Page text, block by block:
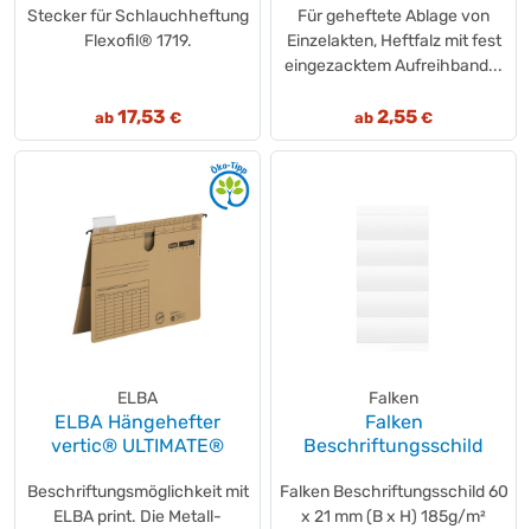
Stecker für Schlauchheftung
Flexofil® 1719.
ab 17,53 €
Für geheftete Ablage von
Einzelakten, Heftfalz mit fest
eingezacktem Aufreihband...
ab 2,55 €
ELBA
ELBA Hängehefter
vertic® ULTIMATE®
Beschriftungsmöglichkeit mit
ELBA print. Die Metall-
Falken
Falken
Beschriftungsschild
Falken Beschriftungsschild 60
x 21 mm (B x H) 185g/m²